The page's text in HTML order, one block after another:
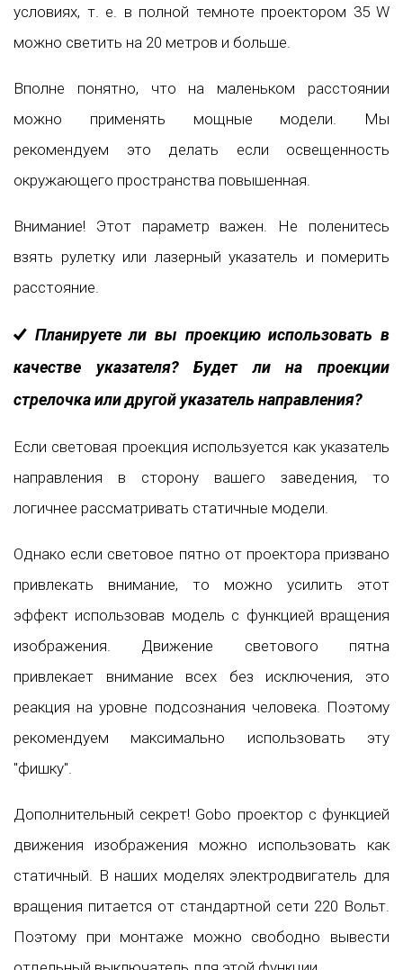
условиях, т. е. в полной темноте проектором 35 W
можно светить на 20 метров и больше.
Вполне понятно, что на маленьком расстоянии
можно применять мощные модели. Мы
рекомендуем это делать если освещенность
окружающего пространства повышенная.
Внимание! Этот параметр важен. Не поленитесь
взять рулетку или лазерный указатель и померить
расстояние.
Планируете ли вы проекцию использовать в
качестве указателя? Будет ли на проекции
стрелочка или другой указатель направления?
Если световая проекция используется как указатель
направления в сторону вашего заведения, то
логичнее рассматривать статичные модели.
Однако если световое пятно от проектора призвано
привлекать внимание, то можно усилить этот
эффект использовав модель с функцией вращения
изображения. Движение светового пятна
привлекает внимание всех без исключения, это
реакция на уровне подсознания человека. Поэтому
рекомендуем максимально использовать эту
"фишку".
Дополнительный секрет! Gobo проектор с функцией
движения изображения можно использовать как
статичный. В наших моделях электродвигатель для
вращения питается от стандартной сети 220 Вольт.
Поэтому при монтаже можно свободно вывести